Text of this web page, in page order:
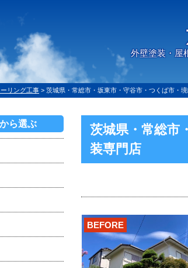
外壁塗装・屋
ーリング工事 > 茨城県・常総市・坂東市・守谷市・つくば市・
茨城県・常総市
装専門店
BEFORE
ら選ぶ